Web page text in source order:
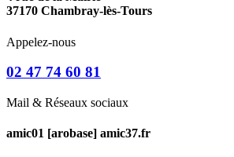
37170 Chambray-lès-Tours
Appelez-nous
02 47 74 60 81
Mail & Réseaux sociaux
amic01 [arobase] amic37.fr